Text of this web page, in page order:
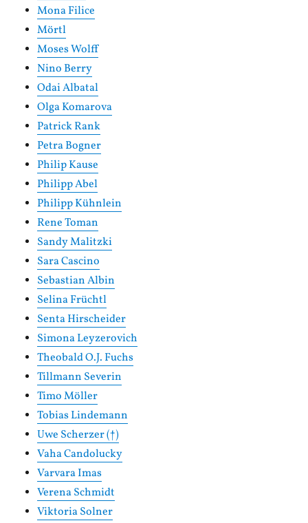
Mona Filice
Mörtl
Moses Wolff
Nino Berry
Odai Albatal
Olga Komarova
Patrick Rank
Petra Bogner
Philip Kause
Philipp Abel
Philipp Kühnlein
Rene Toman
Sandy Malitzki
Sara Cascino
Sebastian Albin
Selina Früchtl
Senta Hirscheider
Simona Leyzerovich
Theobald O.J. Fuchs
Tillmann Severin
Timo Möller
Tobias Lindemann
Uwe Scherzer (†)
Vaha Candolucky
Varvara Imas
Verena Schmidt
Viktoria Solner